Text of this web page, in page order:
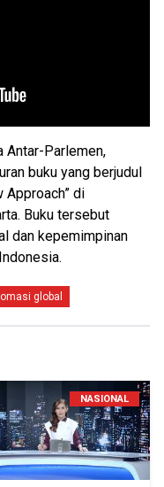
Antar-Parlemen,
buku yang berjudul
Approach” di
Buku tersebut
dan kepemimpinan
global
NASIONAL